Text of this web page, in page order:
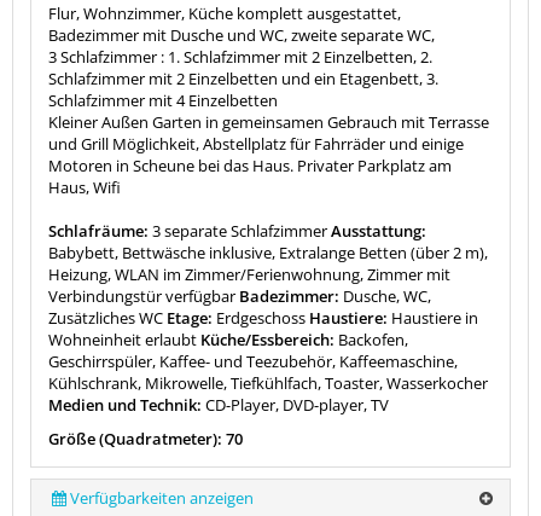
Flur, Wohnzimmer, Küche komplett ausgestattet,
Badezimmer mit Dusche und WC, zweite separate WC,
3 Schlafzimmer : 1. Schlafzimmer mit 2 Einzelbetten, 2.
Schlafzimmer mit 2 Einzelbetten und ein Etagenbett, 3.
Schlafzimmer mit 4 Einzelbetten
Kleiner Außen Garten in gemeinsamen Gebrauch mit Terrasse
und Grill Möglichkeit, Abstellplatz für Fahrräder und einige
Motoren in Scheune bei das Haus. Privater Parkplatz am
Haus, Wifi
Schlafräume: 3 separate SchlafzimmerAusstattung:
Babybett, Bettwäsche inklusive, Extralange Betten (über 2 m),
Heizung, WLAN im Zimmer/Ferienwohnung, Zimmer mit
Verbindungstür verfügbar Badezimmer: Dusche, WC,
Zusätzliches WC Etage: Erdgeschoss Haustiere: Haustiere in
Wohneinheit erlaubt Küche/Essbereich: Backofen,
Geschirrspüler, Kaffee- und Teezubehör, Kaffeemaschine,
Kühlschrank, Mikrowelle, Tiefkühlfach, Toaster, Wasserkocher
Medien und Technik: CD-Player, DVD-player, TV
Größe (Quadratmeter): 70
Verfügbarkeiten anzeigen